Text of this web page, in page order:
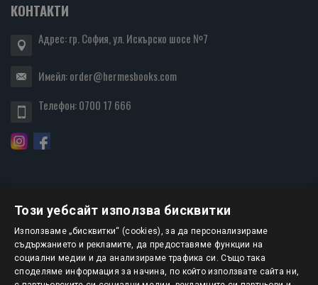
КОНТАКТИ
Адрес: гр. София, ул. Искърско шосе №7
Имейл:order@hermesbooks.com
Телефон:0700 17 666
БЮЛЕТИН
АБОНИРАНЕ
Този уебсайт използва бисквитки
Използваме „бисквитки“ (cookies), за да персонализираме
съдържанието и рекламите, да предоставяме функции на
социални медии и да анализираме трафика си. Също така
споделяме информация за начина, по който използвате сайта ни,